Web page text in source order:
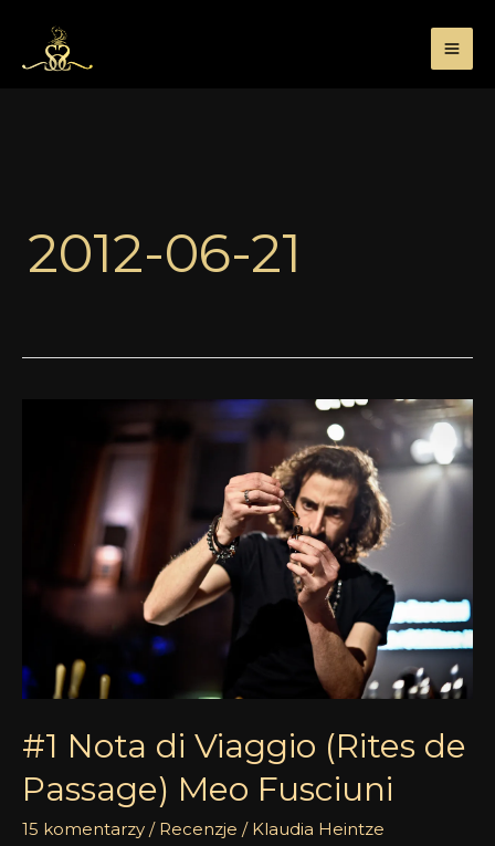
treści
2012-06-21
#1 Nota di Viaggio (Rites de
Passage) Meo Fusciuni
15 komentarzy / Recenzje / Klaudia Heintze
Passage)
Meo